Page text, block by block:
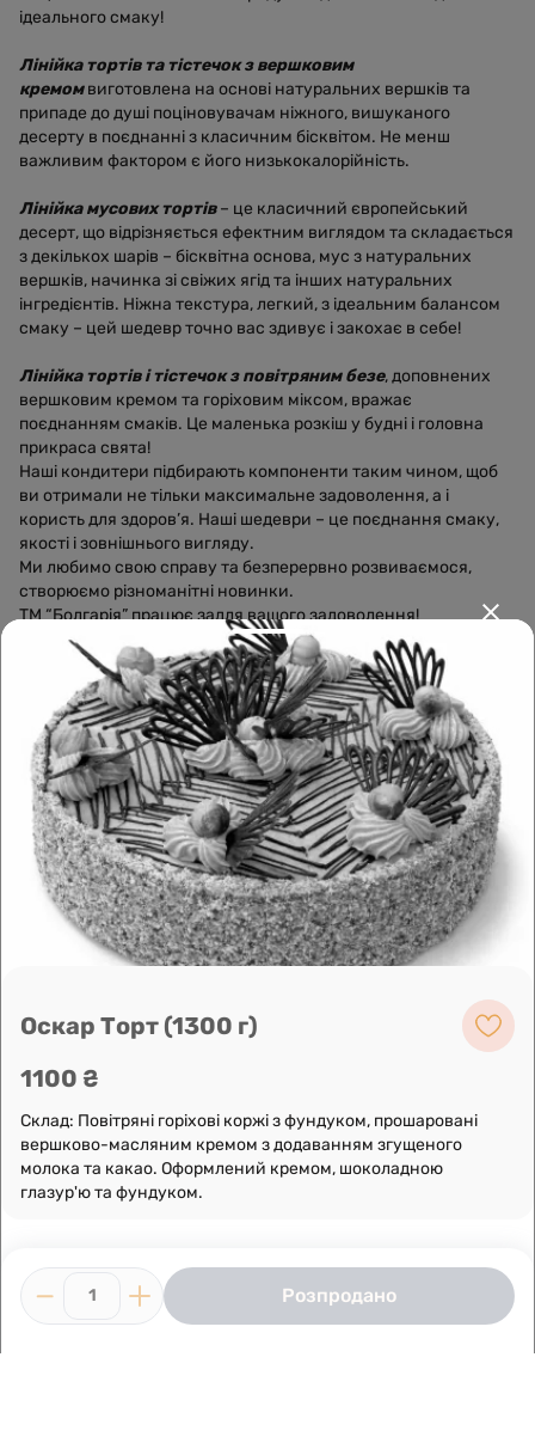
ідеального смаку!
Лінійка тортів та тістечок з вершковим
кремомвиготовлена на основі натуральних вершків та
припаде до душі поціновувачам ніжного, вишуканого
десерту в поєднанні з класичним бісквітом. Не менш
важливим фактором є його низькокалорійність.
Лінійка мусових тортів– це класичний європейський
десерт, що відрізняється ефектним виглядом та складається
з декількох шарів – бісквітна основа, мус з натуральних
вершків, начинка зі свіжих ягід та інших натуральних
інгредієнтів. Ніжна текстура, легкий, з ідеальним балансом
смаку – цей шедевр точно вас здивує і закохає в себе!
Лінійка тортів і тістечок з повітряним безе, доповнених
вершковим кремом та горіховим міксом, вражає
поєднанням смаків. Це маленька розкіш у будні і головна
прикраса свята!
Наші кондитери підбирають компоненти таким чином, щоб
ви отримали не тільки максимальне задоволення, а і
користь для здоров’я. Наші шедеври – це поєднання смаку,
якості і зовнішнього вигляду.
Ми любимо свою справу та безперервно розвиваємося,
створюємо різноманітні новинки.
ТМ “Болгарія” працює задля вашого задоволення!
Leaflet | OpenFreeMap©OpenMapTilesData fromOpenStreetMap
Побудувати маршрут
Оскар Торт (1300 г)
1100 ₴
Склад: Повітряні горіхові коржі з фундуком, прошаровані
вершково-масляним кремом з додаванням згущеного
молока та какао. Оформлений кремом, шоколадною
глазур'ю та фундуком.
1 Розпродано